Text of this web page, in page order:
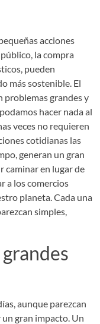
acciones
la compra
pueden
más sostenible. El
problemas grandes y
hacer nada al
veces no requieren
cotidianas las
generan un gran
caminar en lugar de
a los comercios
planeta. Cada una
simples,
aunque parezcan
gran impacto. Un